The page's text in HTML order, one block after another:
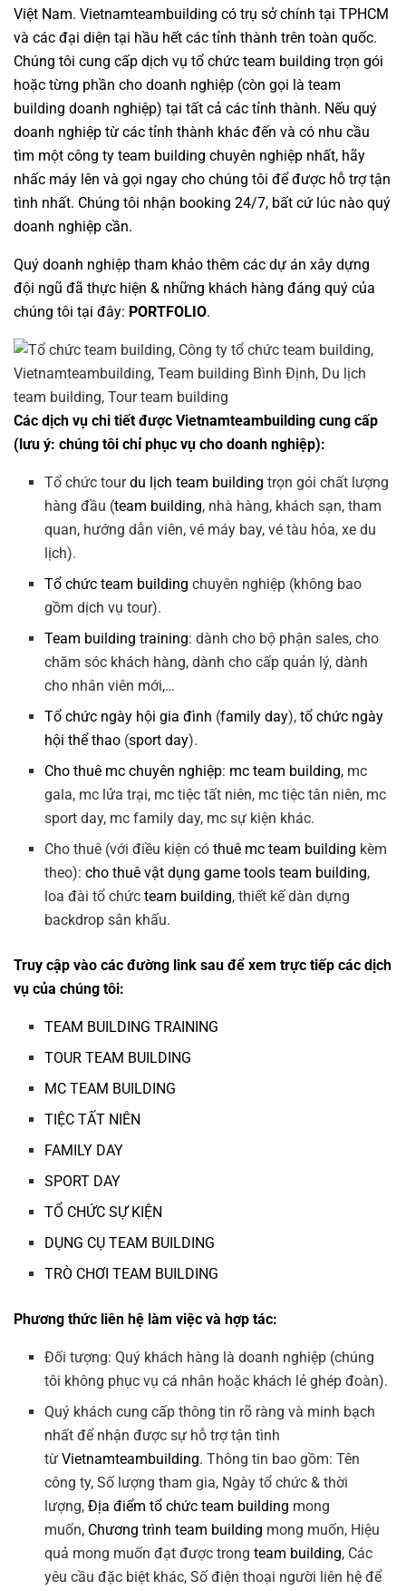
Việt Nam. Vietnamteambuilding có trụ sở chính tại TPHCM
và các đại diện tại hầu hết các tỉnh thành trên toàn quốc.
Chúng tôi cung cấp dịch vụ tổ chức team building trọn gói
hoặc từng phần cho doanh nghiệp (còn gọi là team
building doanh nghiệp) tại tất cả các tỉnh thành. Nếu quý
doanh nghiệp từ các tỉnh thành khác đến và có nhu cầu
tìm một công ty team building chuyên nghiệp nhất, hãy
nhấc máy lên và gọi ngay cho chúng tôi để được hỗ trợ tận
tình nhất. Chúng tôi nhận booking 24/7, bất cứ lúc nào quý
doanh nghiệp cần.
Quý doanh nghiệp tham khảo thêm các dự án xây dựng
đội ngũ đã thực hiện & những khách hàng đáng quý của
chúng tôi tại đây: PORTFOLIO.
Các dịch vụ chi tiết được Vietnamteambuilding cung cấp
(lưu ý: chúng tôi chỉ phục vụ cho doanh nghiệp):
Tổ chức tourdu lịch team building trọn gói chất lượng
hàng đầu (team building, nhà hàng, khách sạn, tham
quan, hướng dẫn viên, vé máy bay, vé tàu hỏa, xe du
lịch).
Tổ chức team building chuyên nghiệp (không bao
gồm dịch vụ tour).
Team building training: dành cho bộ phận sales, cho
chăm sóc khách hàng, dành cho cấp quản lý, dành
cho nhân viên mới,…
Tổ chức ngày hội gia đình (family day),tổ chức ngày
hội thể thao (sport day).
Cho thuê mc chuyên nghiệp: mc team building, mc
gala, mc lửa trại, mc tiệc tất niên, mc tiệc tân niên, mc
sport day, mc family day, mc sự kiện khác.
Cho thuê (với điều kiện cóthuê mc team building kèm
theo):cho thuê vật dụng game tools team building,
loa đài tổ chứcteam building, thiết kế dàn dựng
backdrop sân khấu.
Truy cập vào các đường link sau để xem trực tiếp các dịch
vụ của chúng tôi:
TEAM BUILDING TRAINING
TOUR TEAM BUILDING
MC TEAM BUILDING
TIỆC TẤT NIÊN
FAMILY DAY
SPORT DAY
TỔ CHỨC SỰ KIỆN
DỤNG CỤ TEAM BUILDING
TRÒ CHƠI TEAM BUILDING
Phương thức liên hệ làm việc và hợp tác:
Đối tượng: Quý khách hàng là doanh nghiệp (chúng
tôi không phục vụ cá nhân hoặc khách lẻ ghép đoàn).
Quý khách cung cấp thông tin rõ ràng và minh bạch
nhất để nhận được sự hỗ trợ tận tình
từVietnamteambuilding. Thông tin bao gồm: Tên
công ty, Số lượng tham gia, Ngày tổ chức & thời
lượng,Địa điểm tổ chức team building mong
muốn, Chương trình team building mong muốn, Hiệu
quả mong muốn đạt được trongteam building, Các
yêu cầu đặc biệt khác, Số điện thoại người liên hệ để